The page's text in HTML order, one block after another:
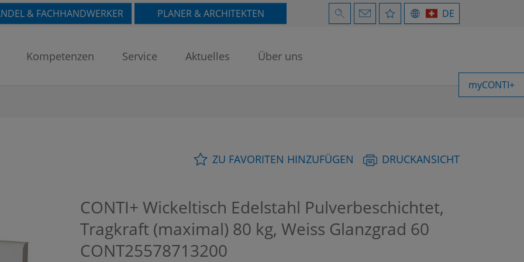
& FACHHANDWERKER PLANER & ARCHITEKTEN DE
Kompetenzen Service Aktuelles Über uns
myCONTI+
ZU FAVORITEN HINZUFÜGEN DRUCKANSICHT
CONTI+ Wickeltisch Edelstahl Pulverbeschichtet,
Tragkraft (maximal) 80 kg, Weiss Glanzgrad 60
CONT25578713200